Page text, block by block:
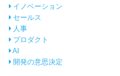
イノベーション
セールス
人事
プロダクト
AI
開発の意思決定